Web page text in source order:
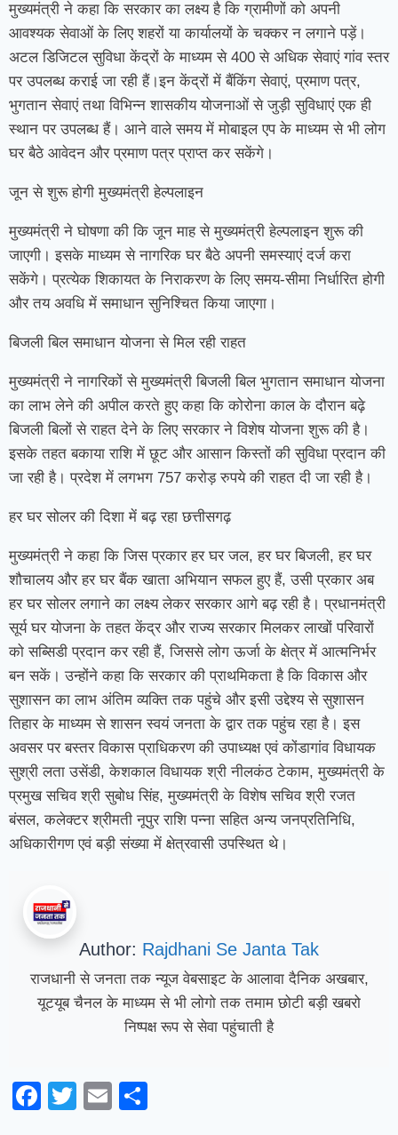
मुख्यमंत्री ने कहा कि सरकार का लक्ष्य है कि ग्रामीणों को अपनी
आवश्यक सेवाओं के लिए शहरों या कार्यालयों के चक्कर न लगाने पड़ें।
अटल डिजिटल सुविधा केंद्रों के माध्यम से 400 से अधिक सेवाएं गांव स्तर
पर उपलब्ध कराई जा रही हैं।इन केंद्रों में बैंकिंग सेवाएं, प्रमाण पत्र,
भुगतान सेवाएं तथा विभिन्न शासकीय योजनाओं से जुड़ी सुविधाएं एक ही
स्थान पर उपलब्ध हैं। आने वाले समय में मोबाइल एप के माध्यम से भी लोग
घर बैठे आवेदन और प्रमाण पत्र प्राप्त कर सकेंगे।
जून से शुरू होगी मुख्यमंत्री हेल्पलाइन
मुख्यमंत्री ने घोषणा की कि जून माह से मुख्यमंत्री हेल्पलाइन शुरू की
जाएगी। इसके माध्यम से नागरिक घर बैठे अपनी समस्याएं दर्ज करा
सकेंगे। प्रत्येक शिकायत के निराकरण के लिए समय-सीमा निर्धारित होगी
और तय अवधि में समाधान सुनिश्चित किया जाएगा।
बिजली बिल समाधान योजना से मिल रही राहत
मुख्यमंत्री ने नागरिकों से मुख्यमंत्री बिजली बिल भुगतान समाधान योजना
का लाभ लेने की अपील करते हुए कहा कि कोरोना काल के दौरान बढ़े
बिजली बिलों से राहत देने के लिए सरकार ने विशेष योजना शुरू की है।
इसके तहत बकाया राशि में छूट और आसान किस्तों की सुविधा प्रदान की
जा रही है। प्रदेश में लगभग 757 करोड़ रुपये की राहत दी जा रही है।
हर घर सोलर की दिशा में बढ़ रहा छत्तीसगढ़
मुख्यमंत्री ने कहा कि जिस प्रकार हर घर जल, हर घर बिजली, हर घर
शौचालय और हर घर बैंक खाता अभियान सफल हुए हैं, उसी प्रकार अब
हर घर सोलर लगाने का लक्ष्य लेकर सरकार आगे बढ़ रही है। प्रधानमंत्री
सूर्य घर योजना के तहत केंद्र और राज्य सरकार मिलकर लाखों परिवारों
को सब्सिडी प्रदान कर रही हैं, जिससे लोग ऊर्जा के क्षेत्र में आत्मनिर्भर
बन सकें। उन्होंने कहा कि सरकार की प्राथमिकता है कि विकास और
सुशासन का लाभ अंतिम व्यक्ति तक पहुंचे और इसी उद्देश्य से सुशासन
तिहार के माध्यम से शासन स्वयं जनता के द्वार तक पहुंच रहा है। इस
अवसर पर बस्तर विकास प्राधिकरण की उपाध्यक्ष एवं कोंडागांव विधायक
सुश्री लता उसेंडी, केशकाल विधायक श्री नीलकंठ टेकाम, मुख्यमंत्री के
प्रमुख सचिव श्री सुबोध सिंह, मुख्यमंत्री के विशेष सचिव श्री रजत
बंसल, कलेक्टर श्रीमती नूपुर राशि पन्ना सहित अन्य जनप्रतिनिधि,
अधिकारीगण एवं बड़ी संख्या में क्षेत्रवासी उपस्थित थे।
Author: Rajdhani Se Janta Tak
राजधानी से जनता तक न्यूज वेबसाइट के आलावा दैनिक अखबार,
यूटयूब चैनल के माध्यम से भी लोगो तक तमाम छोटी बड़ी खबरो
निष्पक्ष रूप से सेवा पहुंचाती है
Facebook
TwitterEmail